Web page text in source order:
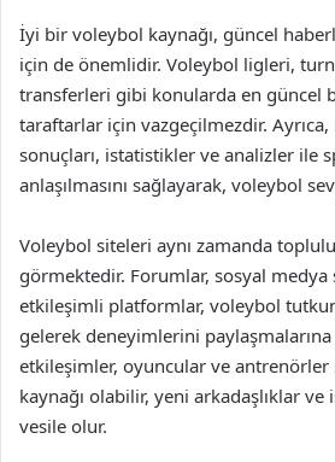
İyi bir voleybol kaynağı, güncel
için de önemlidir. Voleybol ligleri,
transferleri gibi konularda en güncel
taraftarlar için vazgeçilmezdir.
sonuçları, istatistikler ve analizler ile
anlaşılmasını sağlayarak, voleybol
Voleybol siteleri aynı zamanda
görmektedir. Forumlar, sosyal medya
etkileşimli platformlar, voleybol
gelerek deneyimlerini
etkileşimler, oyuncular ve
kaynağı olabilir, yeni arkadaşlıklar
vesile olur.